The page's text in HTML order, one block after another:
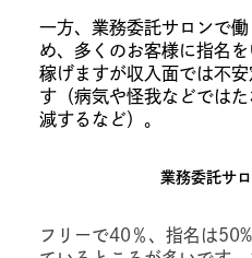
一方、業務委託サロンで
め、多くのお客様に指名
稼げますが収入面では不
す（病気や怪我などでは
減するなど）。
業務委託サ
フリーで40％、指名は